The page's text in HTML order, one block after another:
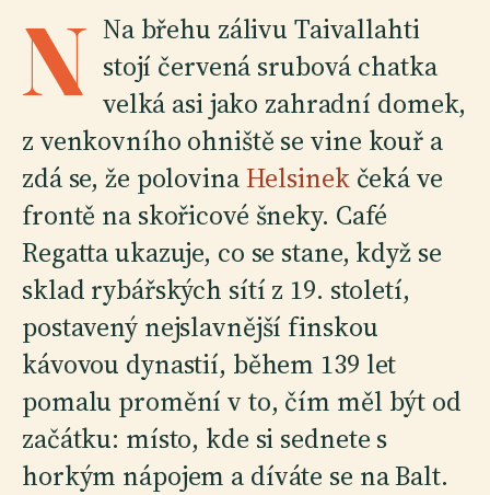
N Na břehu zálivu Taivallahti
stojí červená srubová chatka
velká asi jako zahradní domek,
z venkovního ohniště se vine kouř a
zdá se, že polovinaHelsinekčeká ve
frontě na skořicové šneky. Café
Regatta ukazuje, co se stane, když se
sklad rybářských sítí z 19. století,
postavený nejslavnější finskou
kávovou dynastií, během 139 let
pomalu promění v to, čím měl být od
začátku: místo, kde si sednete s
horkým nápojem a díváte se na Balt.